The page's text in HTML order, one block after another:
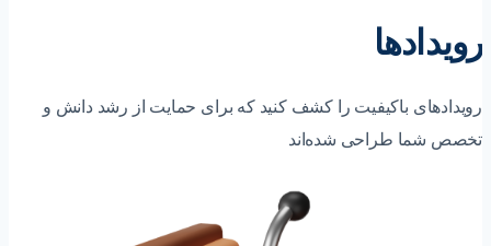
رویدادها
رویدادهای باکیفیت را کشف کنید که برای حمایت از رشد دانش و
تخصص شما طراحی شده‌اند